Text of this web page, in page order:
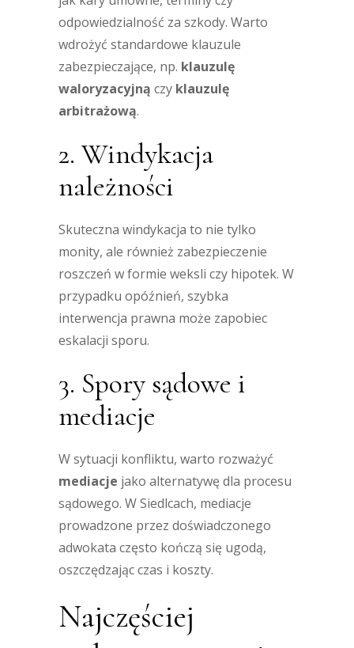
odpowiedzialność za szkody. Warto
wdrożyć standardowe klauzule
zabezpieczające, np. klauzulę
waloryzacyjną czy klauzulę
arbitrażową.
2. Windykacja
należności
Skuteczna windykacja to nie tylko
monity, ale również zabezpieczenie
roszczeń w formie weksli czy hipotek. W
przypadku opóźnień, szybka
interwencja prawna może zapobiec
eskalacji sporu.
3. Spory sądowe i
mediacje
W sytuacji konfliktu, warto rozważyć
mediacje jako alternatywę dla procesu
sądowego. W Siedlcach, mediacje
prowadzone przez doświadczonego
adwokata często kończą się ugodą,
oszczędzając czas i koszty.
Najczęściej